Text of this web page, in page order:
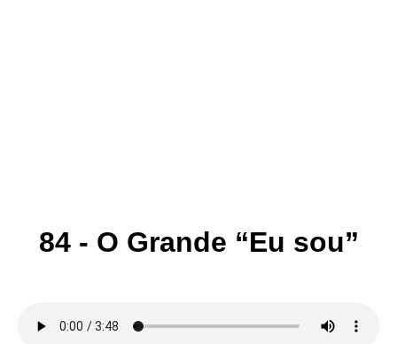
84 - O Grande “Eu sou”